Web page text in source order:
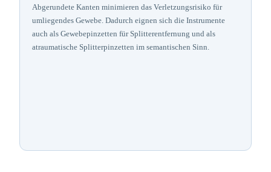
Abgerundete Kanten minimieren das Verletzungsrisiko für
umliegendes Gewebe. Dadurch eignen sich die Instrumente
auch als Gewebepinzetten für Splitterentfernung und als
atraumatische Splitterpinzetten im semantischen Sinn.